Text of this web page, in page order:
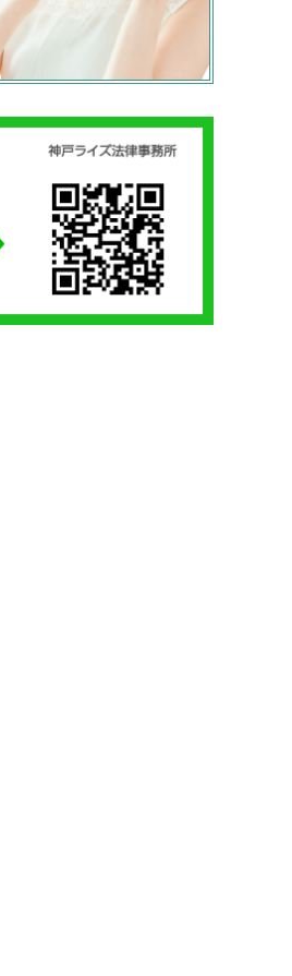
宇場崎一郎
2021-09-30
バイク事故（相手方は車）でお世
なりました。当初、こちらが不利
ない状態でしたが、現場の証拠を
熱心に交渉してくださいました。
交通事故を専門にしてるだけあっ
識や経験も豊富ですし、安心して
せできました。弁護士さんの仕事
り組む姿勢が素晴らしいと思いま
た。また何かあれば、こちらに頼
続きを読む